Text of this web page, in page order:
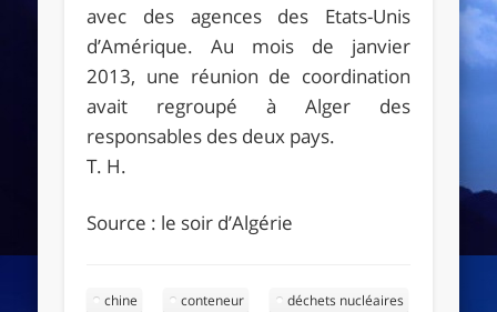
avec des agences des Etats-Unis
d’Amérique. Au mois de janvier
2013, une réunion de coordination
avait regroupé à Alger des
responsables des deux pays.
T. H.
Source : le soir d’Algérie
chine conteneur déchets nucléaires